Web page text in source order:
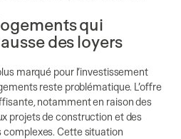
qui
des loyers
marqué pour l’investissement
reste problématique. L’offre
notamment en raison des
projets de construction et des
Cette situation